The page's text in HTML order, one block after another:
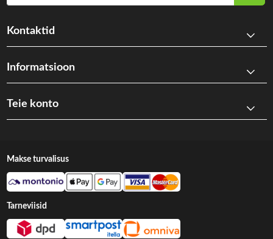
Kontaktid
Informatsioon
Teie konto
Makse turvalisus
Tarneviisid